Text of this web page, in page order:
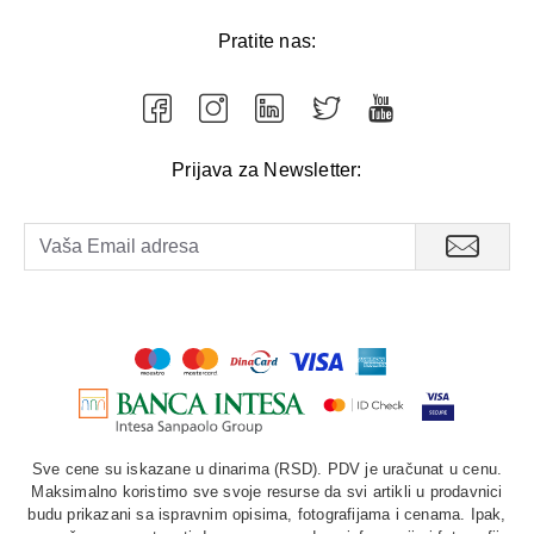
Pratite nas:
Prijava za Newsletter:
Sve cene su iskazane u dinarima (RSD). PDV je uračunat u cenu.
Maksimalno koristimo sve svoje resurse da svi artikli u prodavnici
budu prikazani sa ispravnim opisima, fotografijama i cenama. Ipak,